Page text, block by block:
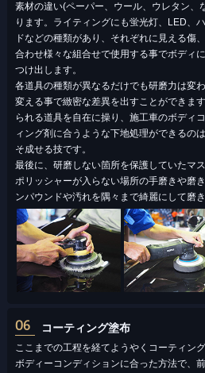
素材の違い(ペーパー、ウール、ウレタン、
ります。ライティングにも蛍光灯、LED、
ドなどの種類があり、それぞれに見える傷
合わせ様々な組合せで使⽤する事でボディ
つけ出します。
各道具の種類が異なるだけでも研磨力は変
変える事で緻密な差異を出すことができま
られる道具を自在に操り、施工車のボディ
ィング剤に合うような下地処理ができるの
そ成せる技です。
最後に、研磨しない箇所を保護していたマ
ポリッシャーが入らない場所の手磨きや磨
ンパウンドや汚れを隅々まで綺麗にして磨
06 コーティング塗布
ここまでの工程を経てようやくコーティン
ボディーコンディションに合った方法で、